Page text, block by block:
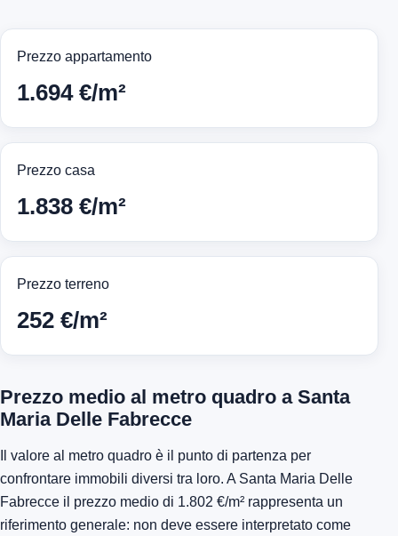
Prezzo appartamento
1.694 €/m²
Prezzo casa
1.838 €/m²
Prezzo terreno
252 €/m²
Prezzo medio al metro quadro a Santa
Maria Delle Fabrecce
Il valore al metro quadro è il punto di partenza per
confrontare immobili diversi tra loro. A Santa Maria Delle
Fabrecce il prezzo medio di 1.802 €/m² rappresenta un
riferimento generale: non deve essere interpretato come